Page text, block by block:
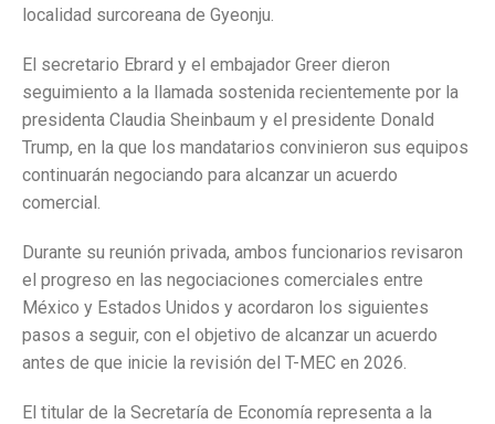
localidad surcoreana de Gyeonju.
El secretario Ebrard y el embajador Greer dieron
seguimiento a la llamada sostenida recientemente por la
presidenta Claudia Sheinbaum y el presidente Donald
Trump, en la que los mandatarios convinieron sus equipos
continuarán negociando para alcanzar un acuerdo
comercial.
Durante su reunión privada, ambos funcionarios revisaron
el progreso en las negociaciones comerciales entre
México y Estados Unidos y acordaron los siguientes
pasos a seguir, con el objetivo de alcanzar un acuerdo
antes de que inicie la revisión del T-MEC en 2026.
El titular de la Secretaría de Economía representa a la